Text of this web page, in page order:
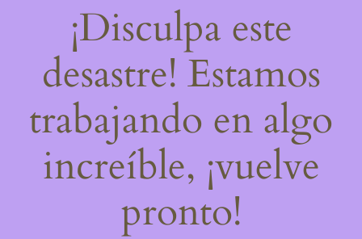
¡Disculpa este
desastre! Estamos
trabajando en algo
increíble, ¡vuelve
pronto!